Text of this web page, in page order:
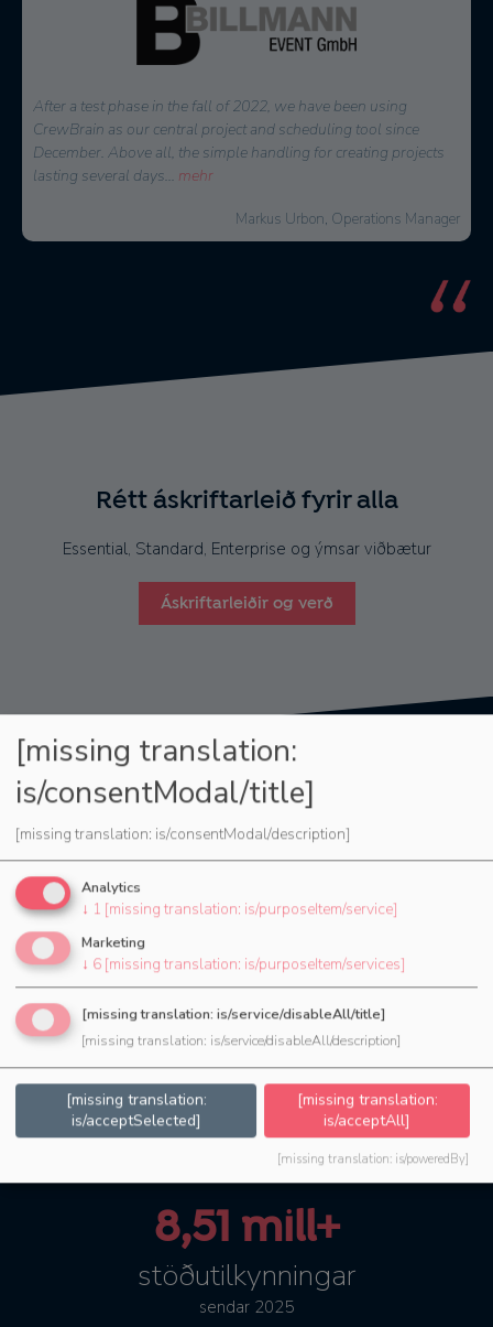
When it came to a decision on a software for personnel
planning, several solutions were available. We are
have chosen CrewBrain. The possibilities to plan each
very quickly and in detail
Thorsten Schmidt,
Rétt áskriftarleið fyrir alla
Essential, Standard, Enterprise og ýmsar viðbætur
Áskriftarleiðir og verð
4,45 mill+
skipulagðir
45.600+
Notendur
í mismunandi atvinnugreinum
8,51 mill+
stöðutilkynningar
sendar 2025
[missing translation:
is/consentModal/title]
[missing translation: is/consentModal/description]
Analytics
↓ 1 [missing translation: is/purposeItem/service]
Marketing
↓ 6 [missing translation: is/purposeItem/services]
[missing translation: is/service/disableAll/title]
[missing translation: is/service/disableAll/description]
[missing translation:
is/acceptSelected]
[missing translation:
is/acceptAll]
[missing translation: is/poweredBy]